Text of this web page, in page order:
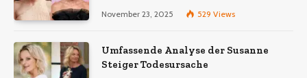
November 23, 2025 529 Views
Umfassende Analyse der Susanne
Steiger Todesursache